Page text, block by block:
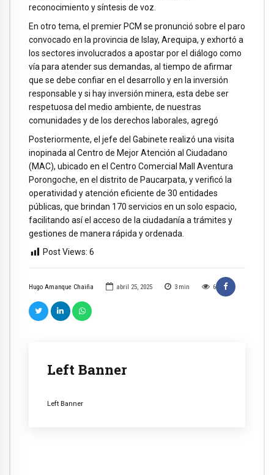
Hugo Amanque Chaiña abril 25, 2025 3 min 6
Left Banner
Left Banner
reconocimiento y síntesis de voz.
En otro tema, el premier PCM se pronunció sobre el paro
convocado en la provincia de Islay, Arequipa, y exhortó a
los sectores involucrados a apostar por el diálogo como
vía para atender sus demandas, al tiempo de afirmar
que se debe confiar en el desarrollo y en la inversión
responsable y si hay inversión minera, esta debe ser
respetuosa del medio ambiente, de nuestras
comunidades y de los derechos laborales, agregó
Posteriormente, el jefe del Gabinete realizó una visita
inopinada al Centro de Mejor Atención al Ciudadano
(MAC), ubicado en el Centro Comercial Mall Aventura
Porongoche, en el distrito de Paucarpata, y verificó la
operatividad y atención eficiente de 30 entidades
públicas, que brindan 170 servicios en un solo espacio,
facilitando así el acceso de la ciudadanía a trámites y
gestiones de manera rápida y ordenada.
Post Views: 6